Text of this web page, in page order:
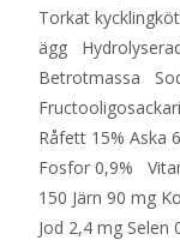
Torkat
ägg
Betrotmassa
Råfett 15% Aska
Fosfor 0,9%
150 Järn 90 mg
Jod 2,4 mg Selen